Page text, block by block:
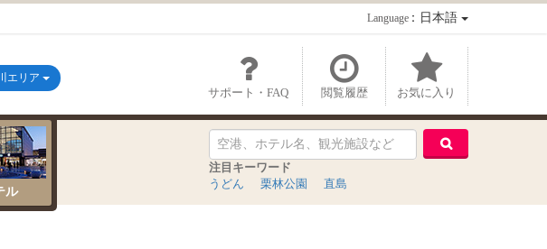
Language：日本語
サポート・FAQ 閲覧履歴 お気に入り
エリア
ル
注目キーワード
うどん
栗林公園 直島